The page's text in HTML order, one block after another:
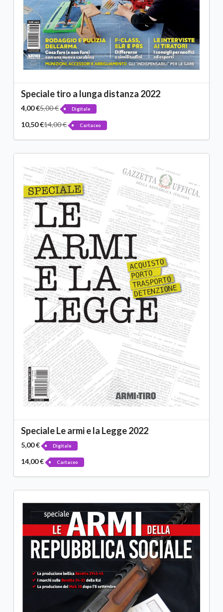
Speciale tiro a lunga distanza 2022
4,00 €5,00 € Digitale
10,50 €14,00 € Cartaceo
Speciale Le armi e la Legge 2022
5,00 € Digitale
14,00 € Cartaceo